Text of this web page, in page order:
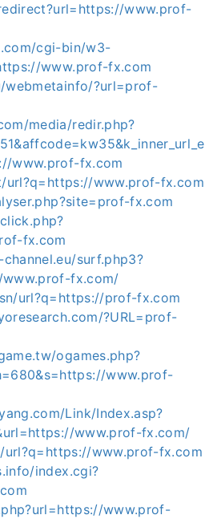
www.prof-
cgi-bin/w3-
www.prof-fx.com
webmetainfo/?url=prof-
media/redir.php?
www.prof-fx.com
url?q=https://www.prof-fx.com
fx.com
fx.com
surf.php3?
fx.com/
url?q=https://prof-fx.com
?URL=prof-
ogames.php?
www.prof-
Link/Index.asp?
www.prof-fx.com/
url?q=https://www.prof-fx.com
index.cgi?
www.prof-